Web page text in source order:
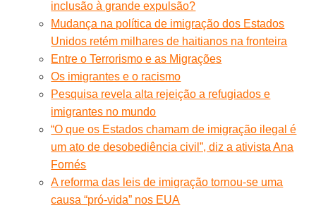
inclusão à grande expulsão?
Mudança na política de imigração dos Estados
Unidos retém milhares de haitianos na fronteira
Entre o Terrorismo e as Migrações
Os imigrantes e o racismo
Pesquisa revela alta rejeição a refugiados e
imigrantes no mundo
“O que os Estados chamam de imigração ilegal é
um ato de desobediência civil”, diz a ativista Ana
Fornés
A reforma das leis de imigração tornou-se uma
causa “pró-vida” nos EUA